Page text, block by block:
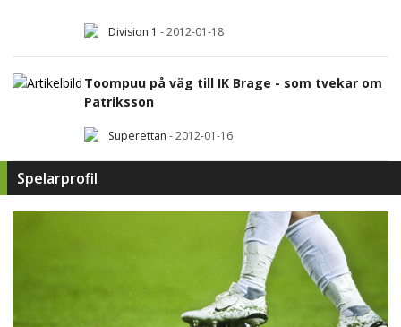
Division 1 -2012-01-18
Toompuu på väg till IK Brage - som tvekar om
Patriksson
Superettan -2012-01-16
Spelarprofil